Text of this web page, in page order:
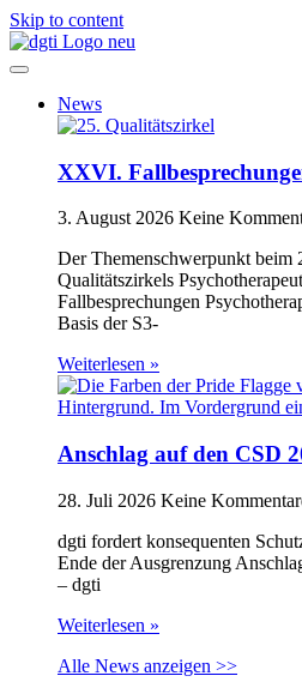
Skip to content
News
XXVI.
3. August 2026 Keine
Der Themenschwerpunkt beim
Qualitätszirkels
Fallbesprechungen
Basis der S3-
Weiterlesen »
Anschlag auf den CSD
28. Juli 2026 Keine
dgti fordert konsequenten
Ende der Ausgrenzung
– dgti
Weiterlesen »
Alle News anzeigen >>